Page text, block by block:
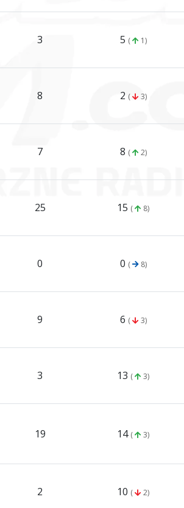
3 5 ( 1)
8 2 ( 3)
7 8 ( 2)
25 15 ( 8)
0 0 ( 8)
9 6 ( 3)
3 13 ( 3)
19 14 ( 3)
2 10 ( 2)